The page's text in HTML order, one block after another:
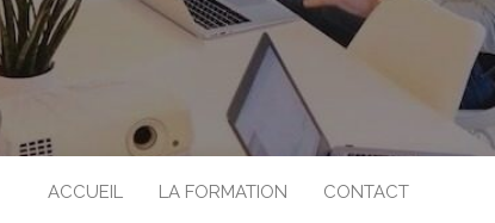
ACCUEIL LA FORMATION CONTACT